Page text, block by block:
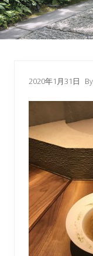
SARA
の
2020年1月31日 By